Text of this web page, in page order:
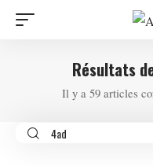
Résultats
Il y a 59 articles